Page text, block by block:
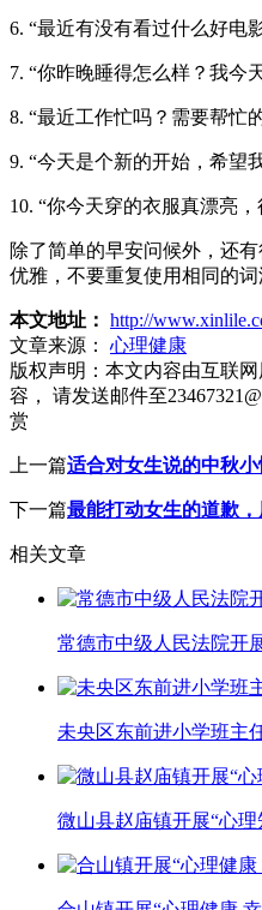
6. “最近有没有看过什么好电
7. “你昨晚睡得怎么样？我今
8. “最近工作忙吗？需要帮忙
9. “今天是个新的开始，希望
10. “你今天穿的衣服真漂亮
除了简单的早安问候外，还
优雅，不要重复使用相同的
本文地址： http://
文章来源：
心理健康
版权声明： 本文内容由互联
容， 请发送邮件至
赏
上一篇适合对女生说的中秋
下一篇最能打动女生的道歉
相关文章
常德市中级人民法院开
未央区东前进小学班主
微山县赵庙镇开展“心